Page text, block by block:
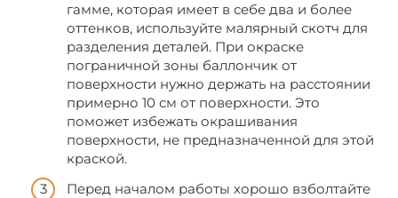
гамме, которая имеет в себе два и более
оттенков, используйте малярный скотч для
разделения деталей. При окраске
пограничной зоны баллончик от
поверхности нужно держать на расстоянии
примерно 10 см от поверхности. Это
поможет избежать окрашивания
поверхности, не предназначенной для этой
краской.
Перед началом работы хорошо взболтайте